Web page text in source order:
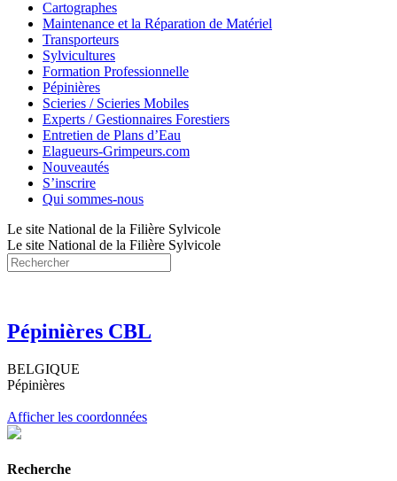
Cartographes
Maintenance et la Réparation de Matériel
Transporteurs
Sylvicultures
Formation Professionnelle
Pépinières
Scieries / Scieries Mobiles
Experts / Gestionnaires Forestiers
Entretien de Plans d’Eau
Elagueurs-Grimpeurs.com
Nouveautés
S’inscrire
Qui sommes-nous
Le site National de la Filière Sylvicole
Le site National de la Filière Sylvicole
Pépinières CBL
BELGIQUE
Pépinières
Afficher les coordonnées
Recherche